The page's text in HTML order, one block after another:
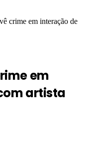
crime em interação de
em
artista